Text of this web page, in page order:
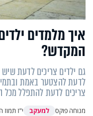
איך מלמדים
המקדש?
גם ילדים צריכים לדעת
לדעת להצטער באמת
צריכים לדעת להתפלל מכל
מנוחה פוקס למעקב י"ז